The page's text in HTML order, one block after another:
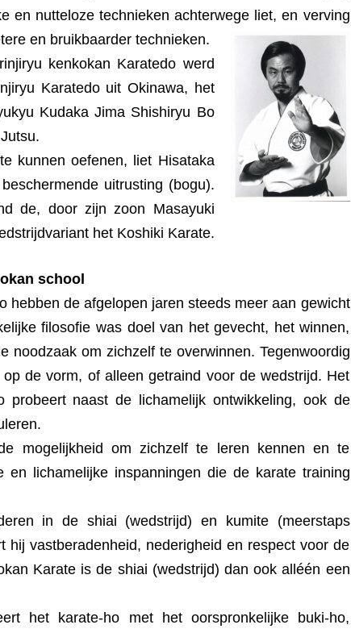
en nutteloze technieken achterwege liet, en verving
en bruikbaarder technieken.
kenkokan Karatedo werd
Karatedo uit Okinawa, het
Kudaka Jima Shishiryu Bo
kunnen oefenen, liet Hisataka
uitrusting (bogu).
de, door zijn zoon Masayuki
het Koshiki Karate.
school
hebben de afgelopen jaren steeds meer aan gewicht
filosofie was doel van het gevecht, het winnen,
noodzaak om zichzelf te overwinnen. Tegenwoordig
de vorm, of alleen getraind voor de wedstrijd. Het
probeert naast de lichamelijk ontwikkeling, ook de
mogelijkheid om zichzelf te leren kennen en te
en lichamelijke inspanningen die de karate training
in de shiai (wedstrijd) en kumite (meerstaps
hij vastberadenheid, nederigheid en respect voor de
Karate is de shiai (wedstrijd) dan ook alléén een
het karate-ho met het oorspronkelijke buki-ho,